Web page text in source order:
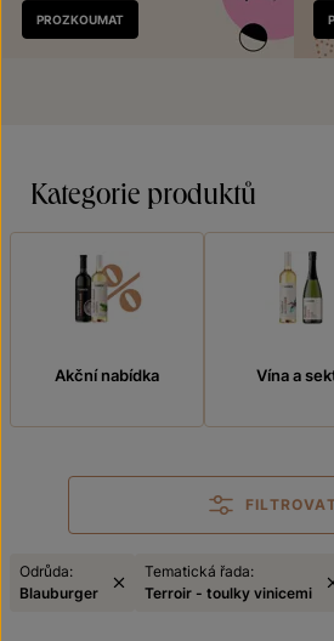
Nově
v prodeji
PROZKOUMAT
Kategorie produktů
Akční nabídka Vína a
Odrůda:
Blauburger
Tematická řada:
Terroir - toulky vinicemi